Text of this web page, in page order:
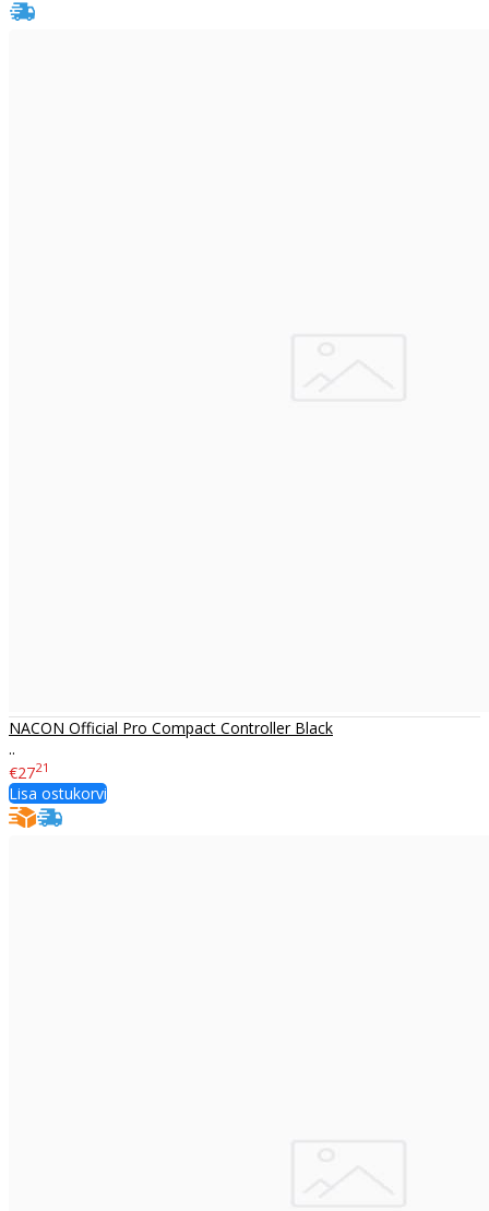
NACON Official Pro Compact Controller Black
..
€2721
Lisa ostukorvi